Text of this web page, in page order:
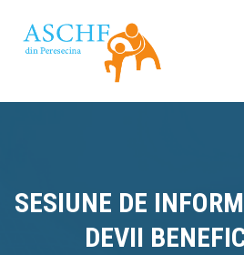
SESIUNE DE
DEVII